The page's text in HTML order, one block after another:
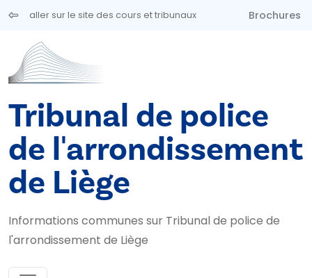
Aller au contenu principal
aller sur le site des cours et tribunaux Brochures
Tribunal de police
de l'arrondissement
de Liège
Informations communes sur Tribunal de police de
l'arrondissement de Liège